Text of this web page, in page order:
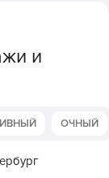
и
ОЧНЫЙ